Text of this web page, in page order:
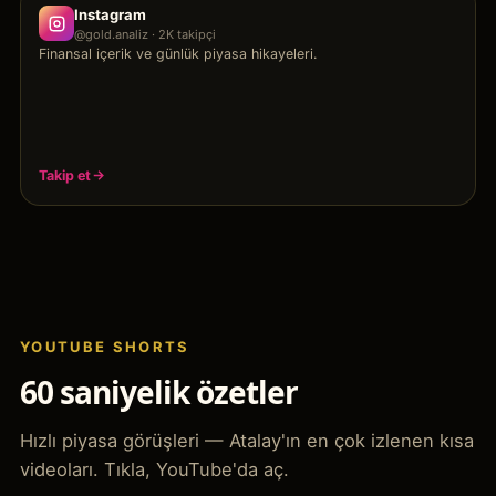
Instagram
@gold.analiz · 2K takipçi
Finansal içerik ve günlük piyasa hikayeleri.
Takip et
YOUTUBE SHORTS
60 saniyelik özetler
Hızlı piyasa görüşleri — Atalay'ın en çok izlenen kısa
videoları. Tıkla, YouTube'da aç.